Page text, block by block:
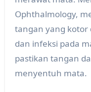
Ophthalmology,
tangan yang kotor
dan infeksi pada
pastikan tangan
menyentuh mata.